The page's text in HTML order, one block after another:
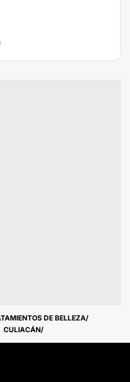
DE BELLEZA
CULIACÁN